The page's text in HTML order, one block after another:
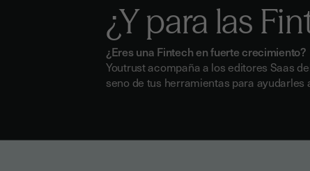
¿Y para las
¿Eres una Fintech en fuerte crecimiento?
Youtrust acompaña a los editores Saas
seno de tus herramientas para